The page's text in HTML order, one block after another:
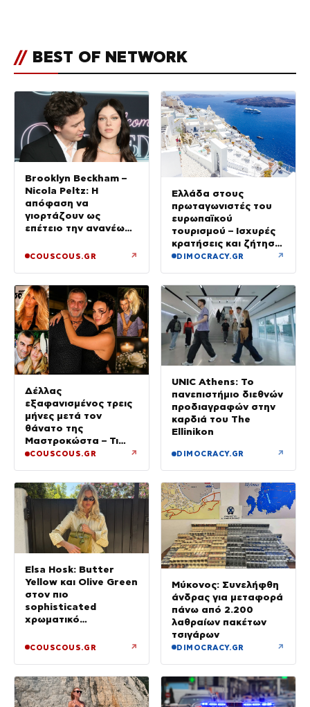
// BEST OF NETWORK
Brooklyn Beckham –
Nicola Peltz: Η
απόφαση να
γιορτάζουν ως
επέτειο την ανανέωση
«Είχε καταλήξει να
COUSCOUS.GR ↗
Ελλάδα στους
πρωταγωνιστές του
ευρωπαϊκού
τουρισμού – Ισχυρές
κρατήσεις και ζήτηση
πέρα από το
DIMOCRACY.GR ↗
Δέλλας
εξαφανισμένος τρεις
μήνες μετά τον
θάνατο της
Μαστροκώστα – Τι
ζήτησε από την κόρη
COUSCOUS.GR ↗
UNIC Athens: Το
πανεπιστήμιο διεθνών
προδιαγραφών στην
καρδιά του The
Ellinikon
DIMOCRACY.GR ↗
Elsa Hosk: Butter
Yellow και Olive Green
στον πιο
sophisticated
χρωματικό
match μοτίβα
COUSCOUS.GR ↗
Μύκονος: Συνελήφθη
άνδρας για μεταφορά
πάνω από 2.200
λαθραίων πακέτων
τσιγάρων
DIMOCRACY.GR ↗